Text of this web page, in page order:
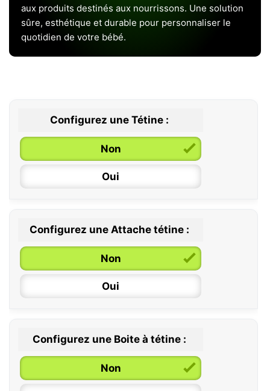
aux produits destinés aux nourrissons. Une solution
sûre, esthétique et durable pour personnaliser le
quotidien de votre bébé.
Configurez une Tétine :
Non
Oui
0 / 6 mois
6 / 36 mois
Configurez une Attache tétine :
Non
Oui
Configurez une Boite à tétine :
Non